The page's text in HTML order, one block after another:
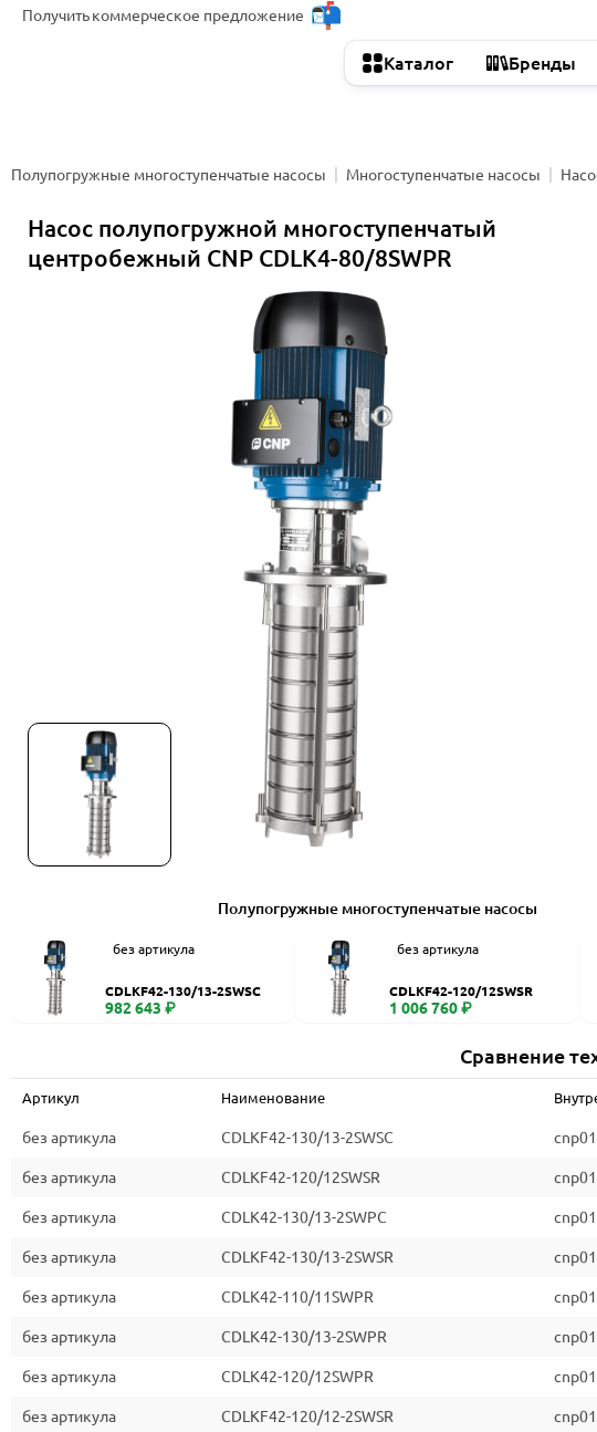
Получитькоммерческое предложение
Каталог Бренды
Полупогружные многоступенчатые насосы Многоступенчатые насосы
Насос полупогружной многоступенчатый
центробежный CNP CDLK4-80/8SWPR
Полупогружные многоступенчатые насосы
без артикула
CDLKF42-130/13-2SWSC
982 643 ₽
без артикула
CDLKF42-120/12SWSR
1 006 760 ₽
Сравнение
Артикул Наименование
без артикула CDLKF42-130/13-2SWSC
без артикула CDLKF42-120/12SWSR
без артикула CDLK42-130/13-2SWPC
без артикула CDLKF42-130/13-2SWSR
без артикула CDLK42-110/11SWPR
без артикула CDLK42-130/13-2SWPR
без артикула CDLK42-120/12SWPR
без артикула CDLKF42-120/12-2SWSR